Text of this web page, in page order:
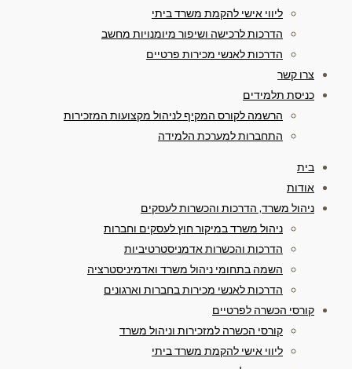
ליווי אישי להקמת משרד ביתי
הדרכות לרכישה ושיפור מיומנויות מחשב
הדרכות לאנשי מכירות פרטיים
צרו קשר
כניסת תלמידים
הרשמה לקורס המקיף לניהול מקצועות המזכירות
התחברות למערכת הלמידה
בית
אודות
ניהול משרד, הדרכות והכשרות לעסקים
ניהול משרד במיקור חוץ לעסקים וחברות
הדרכות והכשרות אדמניסטרטיביות
השמה בתחומי ניהול משרד ואדמיניסטרציה
הדרכות לאנשי מכירות בחברות וארגונים
קורסי הכשרה לפרטיים
קורסי הכשרה למזכירות וניהול משרד
ליווי אישי להקמת משרד ביתי